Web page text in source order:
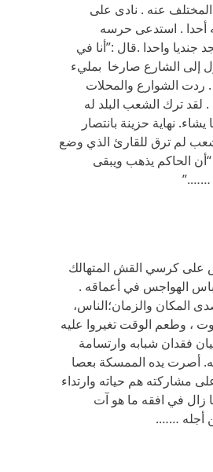
عنه . نادى على
أحدا . استدعى حرسه
جنديا واحدا .قال :”أنا في
إلى الشارع صارخا بمليء
. ردت الشوارع والمحلات
لقد ترك الشعب البلد له
نهاية حزينة بانتصار
لم ترق للقارئ الذي وضع
“أن الحاكم يذهب ويبقى
…….”
على كرسي القش المتهالك
الهواجس في أعماقه .
المكان والزمان؛الناس،
، وطعم الوقت تغيروا عليه
فقدان شبابه وارتسامة
أصرت يده الممسكة بعصا
مشاركته هم حياته وارتداء
زال في افقه ما هو آت
أجله …….